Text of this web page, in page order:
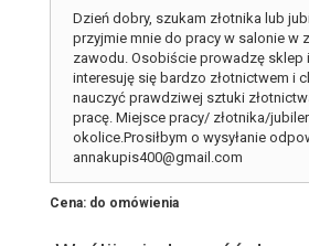
Dzień dobry, szukam złotnika lub
przyjmie mnie do pracy w salonie w
zawodu. Osobiście prowadzę sklep
interesuję się bardzo złotnictwem i
nauczyć prawdziwej sztuki
pracę. Miejsce pracy/ złotnika/
okolice.Prosiłbym o wysyłanie
annakupis400@gmail.com
Cena: do omówienia